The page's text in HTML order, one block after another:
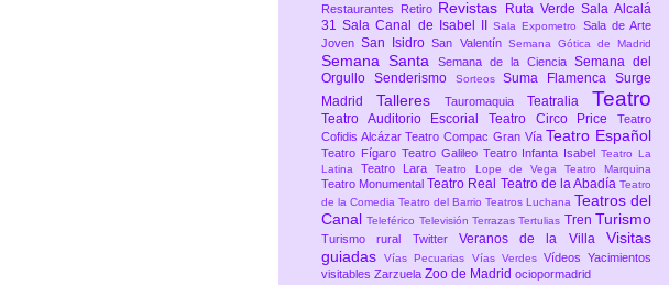
Restaurantes
Retiro Revistas Ruta VerdeSala Alcalá
31Sala Canal de Isabel IISala Expometro Sala de Arte
JovenSan IsidroSan Valentín Semana Gótica de Madrid
Semana Santa Semana de la Ciencia Semana del
Orgullo Senderismo SorteosSuma FlamencaSurge
Madrid Talleres Tauromaquia Teatralia Teatro
Teatro Auditorio Escorial Teatro Circo Price Teatro
Cofidis AlcázarTeatro Compac Gran Vía Teatro Español
Teatro Fígaro Teatro Galileo Teatro Infanta IsabelTeatro La
Latina Teatro LaraTeatro Lope de Vega Teatro Marquina
Teatro Monumental Teatro Real Teatro de la Abadía Teatro
de la Comedia Teatro del Barrio Teatros Luchana Teatros del
CanalTeleférico TelevisiónTerrazasTertulias Tren Turismo
Turismo rural Twitter Veranos de la VillaVisitas
guiadasVías Pecuarias Vías Verdes VídeosYacimientos
visitables Zarzuela Zoo de Madrid ociopormadrid